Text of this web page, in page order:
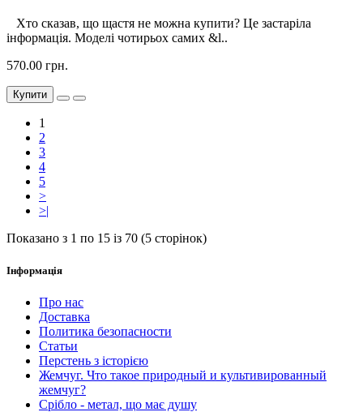
Хто сказав, що щастя не можна купити? Це застаріла
інформація. Моделі чотирьох самих &l..
570.00 грн.
Купити
1
2
3
4
5
>
>|
Показано з 1 по 15 із 70 (5 сторінок)
Інформація
Про нас
Доставка
Политика безопасности
Статьи
Перстень з історією
Жемчуг. Что такое природный и культивированный
жемчуг?
Срібло - метал, що має душу